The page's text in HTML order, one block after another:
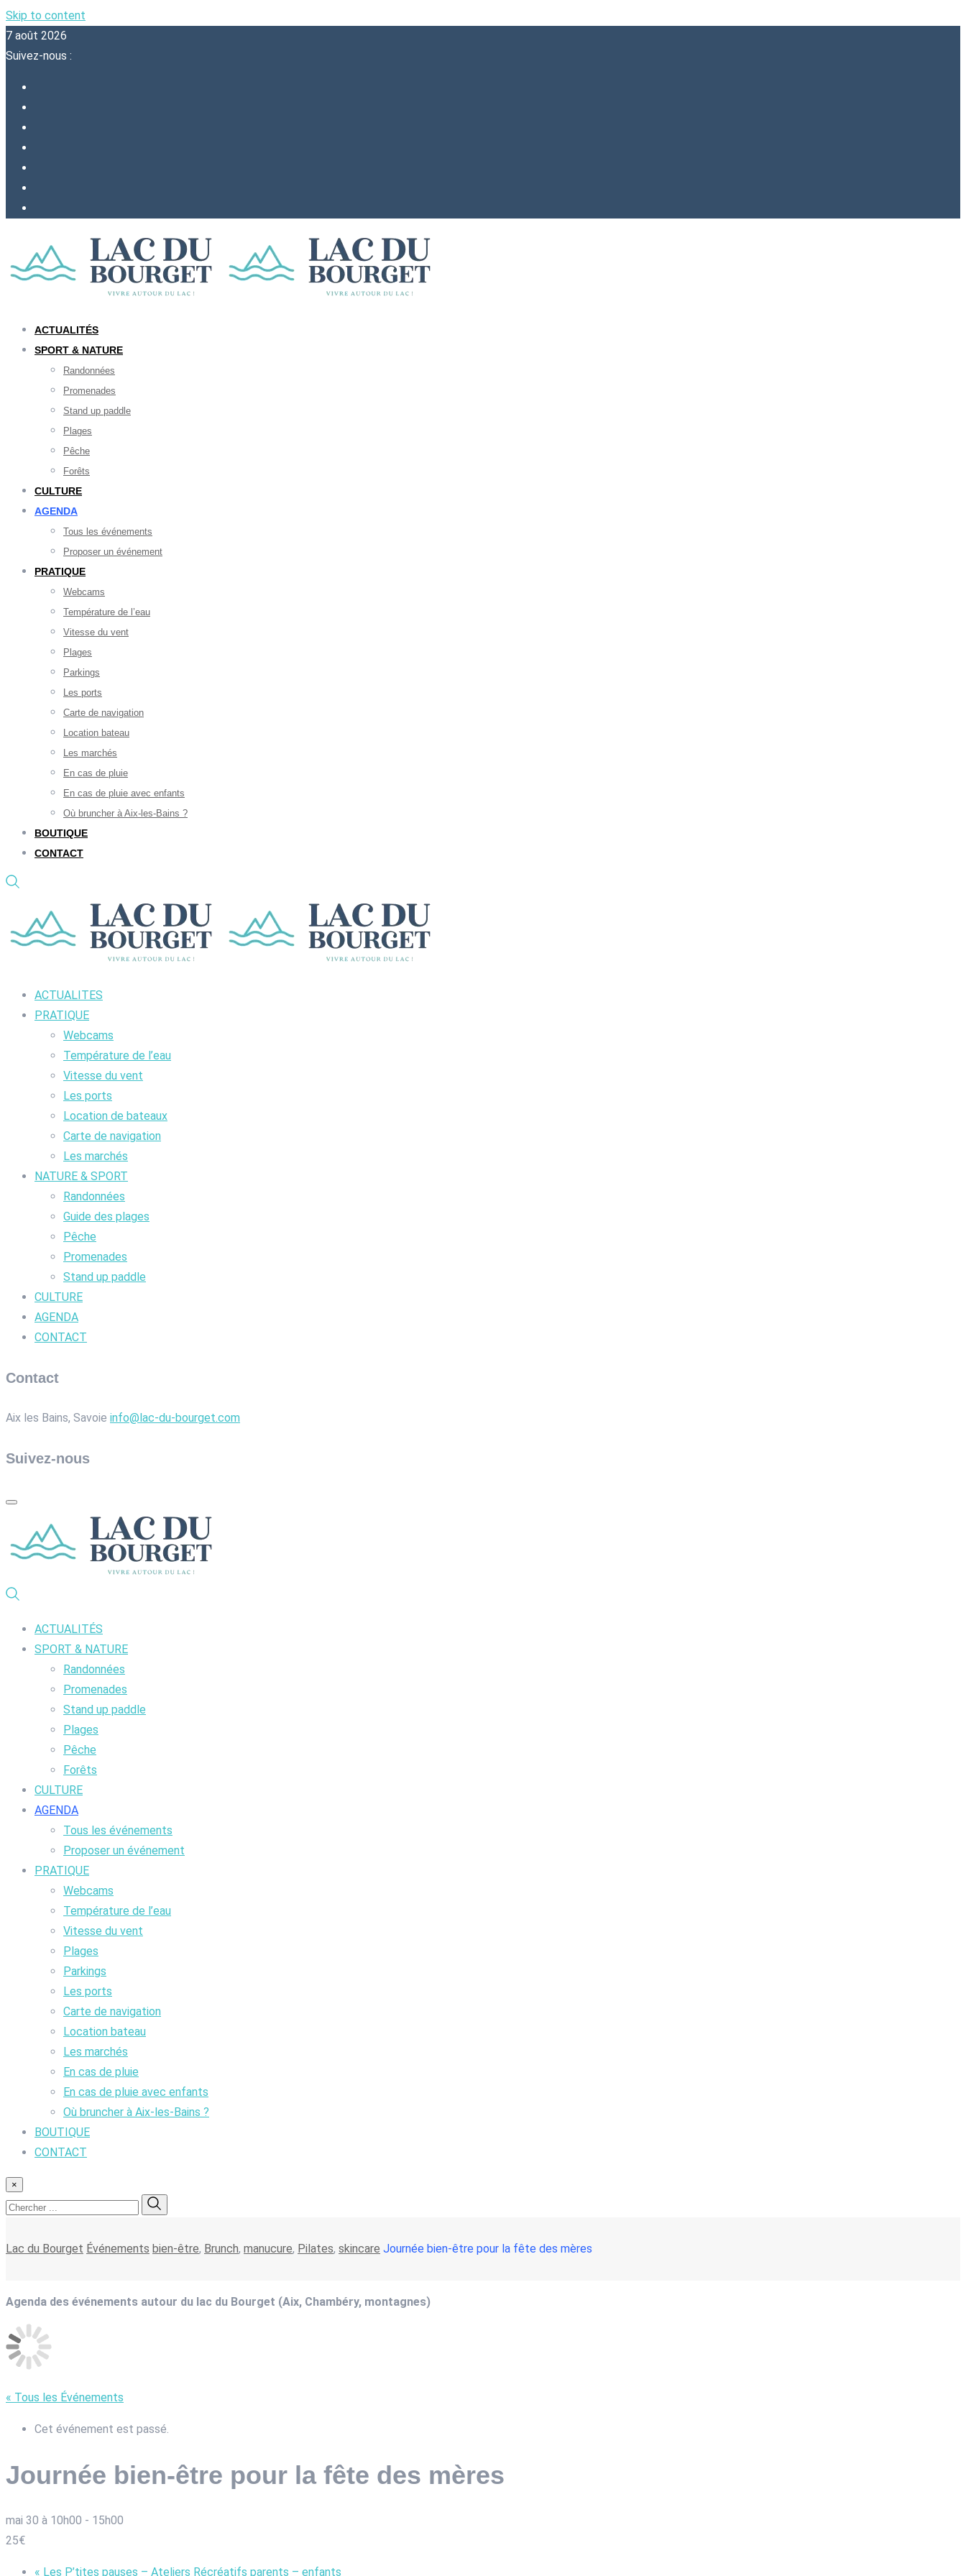
Skip to content
7 août 2026
Suivez-nous :
ACTUALITÉS
SPORT & NATURE
Randonnées
Promenades
Stand up paddle
Plages
Pêche
Forêts
CULTURE
AGENDA
Tous les événements
Proposer un événement
PRATIQUE
Webcams
Température de l’eau
Vitesse du vent
Plages
Parkings
Les ports
Carte de navigation
Location bateau
Les marchés
En cas de pluie
En cas de pluie avec enfants
Où bruncher à Aix-les-Bains ?
BOUTIQUE
CONTACT
ACTUALITES
PRATIQUE
Webcams
Température de l’eau
Vitesse du vent
Les ports
Location de bateaux
Carte de navigation
Les marchés
NATURE & SPORT
Randonnées
Guide des plages
Pêche
Promenades
Stand up paddle
CULTURE
AGENDA
CONTACT
Contact
Aix les Bains, Savoie info@lac-du-bourget.com
Suivez-nous
ACTUALITÉS
SPORT & NATURE
Randonnées
Promenades
Stand up paddle
Plages
Pêche
Forêts
CULTURE
AGENDA
Tous les événements
Proposer un événement
PRATIQUE
Webcams
Température de l’eau
Vitesse du vent
Plages
Parkings
Les ports
Carte de navigation
Location bateau
Les marchés
En cas de pluie
En cas de pluie avec enfants
Où bruncher à Aix-les-Bains ?
BOUTIQUE
CONTACT
×
Lac du Bourget Événements bien-être, Brunch, manucure, Pilates, skincare Journée bien-être pour la fête des mères
Agenda des événements autour du lac du Bourget (Aix, Chambéry, montagnes)
« Tous les Événements
Cet événement est passé.
Journée bien-être pour la fête des mères
mai 30 à 10h00 - 15h00
25€
« Les P’tites pauses – Ateliers Récréatifs parents – enfants